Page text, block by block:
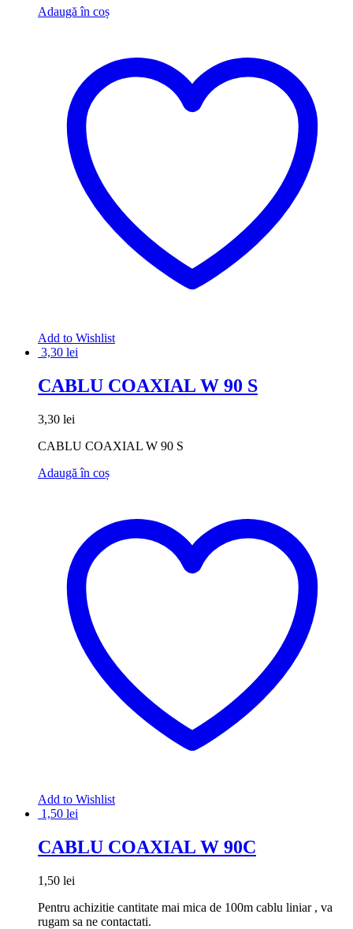
Adaugă în coș
Add to Wishlist
3,30 lei
CABLU COAXIAL W 90 S
3,30 lei
CABLU COAXIAL W 90 S
Adaugă în coș
Add to Wishlist
1,50 lei
CABLU COAXIAL W 90C
1,50 lei
Pentru achizitie cantitate mai mica de 100m cablu liniar , va
rugam sa ne contactati.